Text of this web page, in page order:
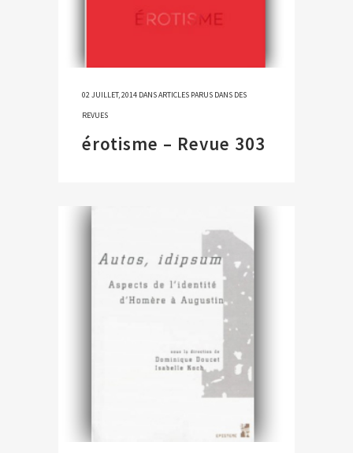
02 JUILLET, 2014 DANSARTICLES PARUS DANS DES
REVUES
érotisme – Revue 303